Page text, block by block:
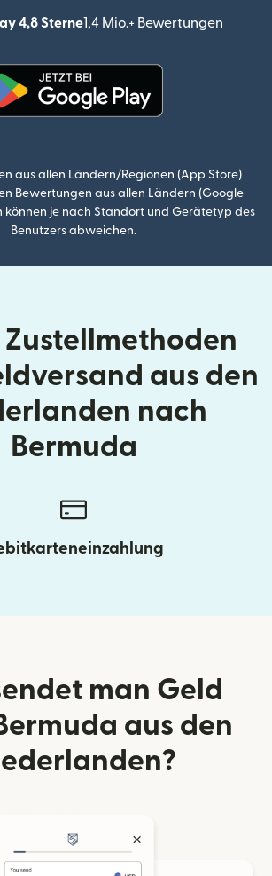
4,8 Sterne1,4 Mio.+ Bewertungen
aus allen Ländern/Regionen (App Store)
Bewertungen aus allen Ländern (Google
können je nach Standort und Gerätetyp des
Benutzers abweichen.
Zustellmethoden
aus den
nach
Bermuda
man Geld
aus den